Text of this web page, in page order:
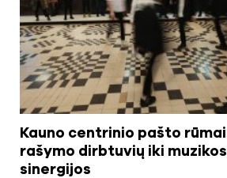
Kauno centrinio pašto
rašymo dirbtuvių iki
sinergijos